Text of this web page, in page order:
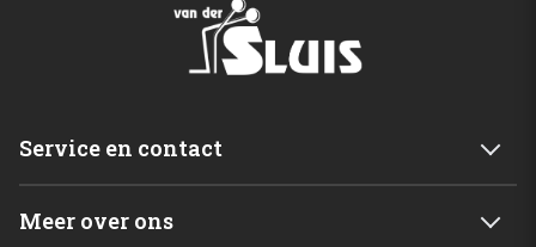
Service en contact
Meer over ons